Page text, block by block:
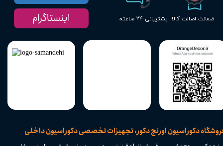
دکوراسیون اورنج دکور، تجهیزات تخصصی دکوراسیون داخلی
پشتیبانی ۲۴ ساعته ضمانت اصالت کالا اینستاگرام